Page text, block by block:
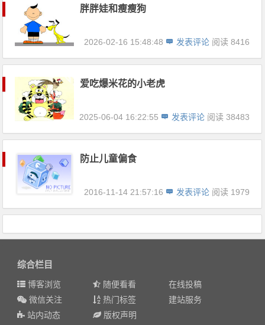
胖胖娃和瘦瘦狗
2026-02-16 15:48:48 发表评论 阅读 8416
爱吃爆米花的小老虎
2025-06-04 16:22:55 发表评论 阅读 38483
防止儿童偏食
2016-11-14 21:57:16 发表评论 阅读 1979
综合栏目
博客浏览 随便看看
在线投稿
微信关注
热门标签
建站服务
站内动态
版权声明